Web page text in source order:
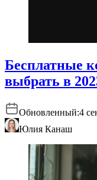
Бесплатные
выбрать в
Обновленный:4
Юлия Канаш